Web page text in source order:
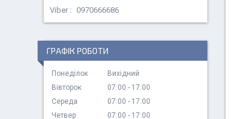
Viber 0970666686
ГРАФІК РОБОТИ
Понеділок
Вихідний
Вівторок
07:00
17:00
Середа
07:00
17:00
Четвер
07:00 17:00